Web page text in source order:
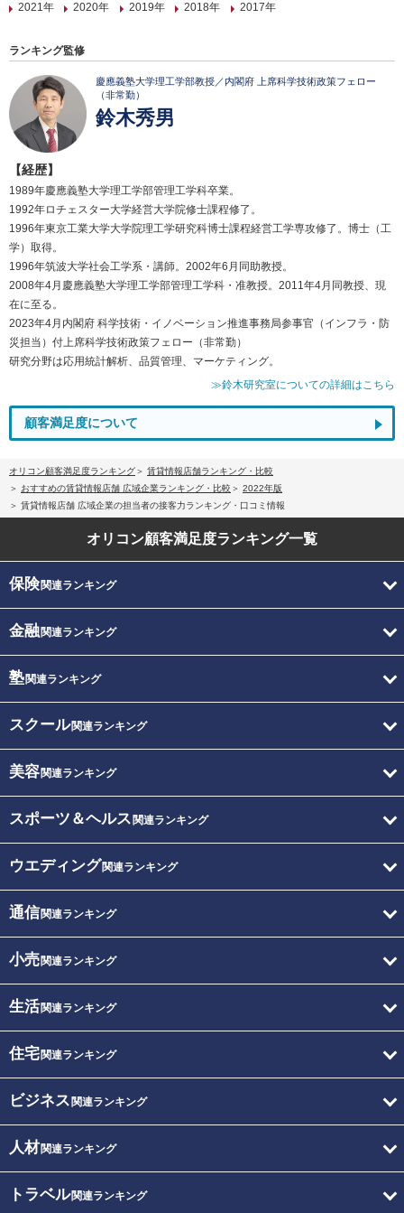
2021年
2020年 2019年 2018年 2017年
ランキング監修
慶應義塾大学理工学部教授／内閣府 上席科学技術政策フェロー
（非常勤）
鈴木秀男
【経歴】
1989年慶應義塾大学理工学部管理工学科卒業。
1992年ロチェスター大学経営大学院修士課程修了。
1996年東京工業大学大学院理工学研究科博士課程経営工学専攻修了。博士（工
学）取得。
1996年筑波大学社会工学系・講師。2002年6月同助教授。
2008年4月慶應義塾大学理工学部管理工学科・准教授。2011年4月同教授、現
在に至る。
2023年4月内閣府 科学技術・イノベーション推進事務局参事官（インフラ・防
災担当）付上席科学技術政策フェロー（非常勤）
研究分野は応用統計解析、品質管理、マーケティング。
≫鈴木研究室についての詳細はこちら
顧客満足度について
オリコン顧客満足度ランキング
賃貸情報店舗ランキング・比較
おすすめの賃貸情報店舗 広域企業ランキング・比較
2022年版
賃貸情報店舗 広域企業の担当者の接客力ランキング・口コミ情報
オリコン顧客満足度ランキング一覧
保険関連ランキング
金融関連ランキング
塾関連ランキング
スクール関連ランキング
美容関連ランキング
スポーツ＆ヘルス 関連ランキング
ウエディング関連ランキング
通信関連ランキング
小売関連ランキング
生活関連ランキング
住宅関連ランキング
ビジネス 関連ランキング
人材関連ランキング
トラベル関連ランキング